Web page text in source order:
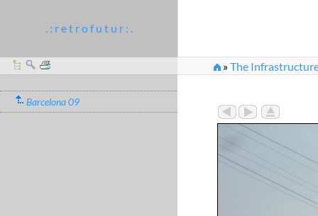
. : r e t r o f u t u r : .
»The
Barcelona 09